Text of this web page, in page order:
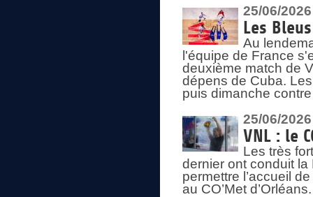
25/06/2026
Les
Au
l'équipe de France
deuxième match de
dépens de Cuba.
puis dimanche
25/06/2026
VNL : le
Les très
dernier ont conduit
permettre l’accueil
au CO’Met d’Orléans.